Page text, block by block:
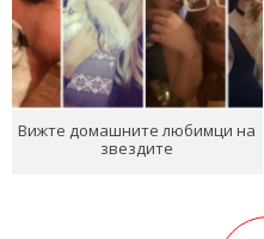
Вижте домашните любимци на
звездите